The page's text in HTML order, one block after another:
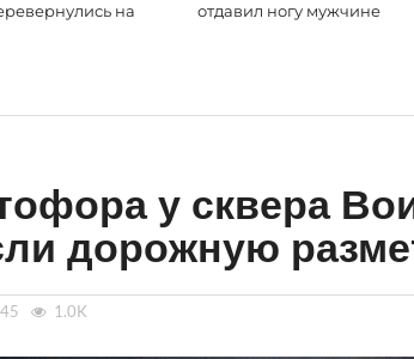
на
отдавил ногу мужчине
у сквера
дорожную
1.0K